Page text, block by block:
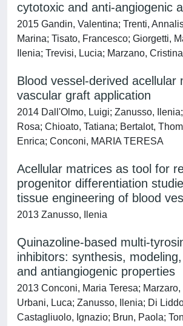
cytotoxic and anti-angiogenic
2015 Gandin, Valentina; Trenti,
Marina; Tisato, Francesco; Giorgetti,
Ilenia; Trevisi, Lucia; Marzano, Cristina
Blood vessel-derived acellular
vascular graft application
2014 Dall'Olmo, Luigi; Zanusso,
Rosa; Chioato, Tatiana; Bertalot,
Enrica; Conconi, MARIA TERESA
Acellular matrices as tool for
progenitor differentiation
tissue engineering of blood
2013 Zanusso, Ilenia
Quinazoline-based multi-
inhibitors: synthesis,
and antiangiogenic properties
2013 Conconi, Maria Teresa;
Urbani, Luca; Zanusso, Ilenia; Di
Castagliuolo, Ignazio; Brun, Paola;